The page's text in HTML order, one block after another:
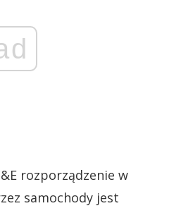
rozporządzenie w
samochody jest